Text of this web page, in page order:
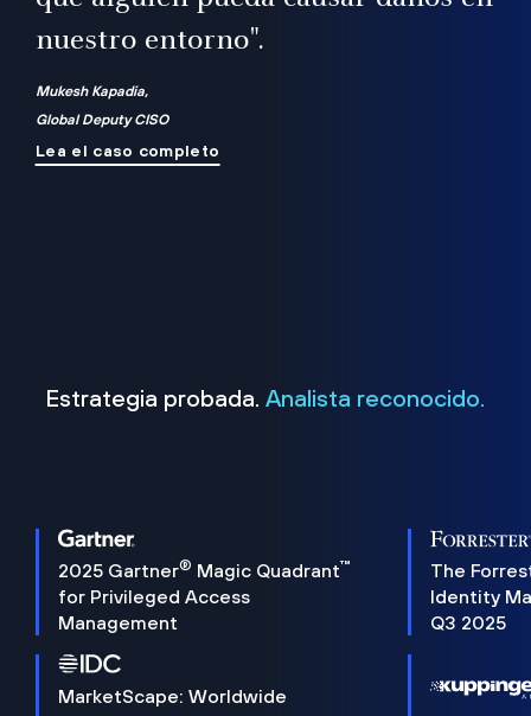
nuestro entorno".
Mukesh Kapadia,
Global Deputy CISO
Lea el caso completo
Estrategia probada. Analista reconocido.
2025 Gartner® Magic Quadrant™
for Privileged Access
Management
The
Identity
Q3 2025
MarketScape: Worldwide